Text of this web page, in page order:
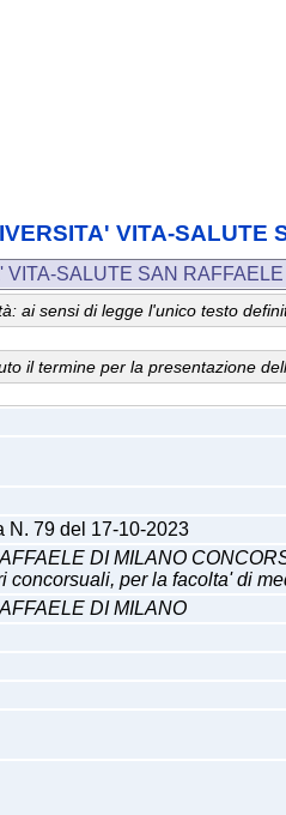
VITA-SALUTE
VITA-SALUTE SAN
ai sensi di legge l'unico testo
il termine per la presentazione
N. 79 del 17-10-2023
DI MILANO
concorsuali, per la facolta' di
DI MILANO